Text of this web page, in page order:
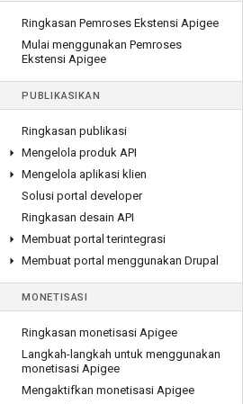
Ringkasan Pemroses Ekstensi Apigee
Mulai menggunakan Pemroses
Ekstensi Apigee
PUBLIKASIKAN
Ringkasan publikasi
Mengelola produk API
Mengelola aplikasi klien
Solusi portal developer
Ringkasan desain API
Membuat portal terintegrasi
Membuat portal menggunakan Drupal
MONETISASI
Ringkasan monetisasi Apigee
Langkah-langkah untuk menggunakan
monetisasi Apigee
Mengaktifkan monetisasi Apigee